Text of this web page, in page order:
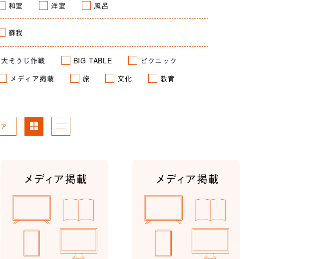
和室 洋室 風呂
蘇我
大そうじ作戦 BIG TABLE
ピクニック
メディア掲載 旅 文化
教育
パネ
ル表
リス
ト表